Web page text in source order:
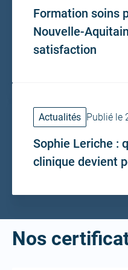
Formation soins
Nouvelle-
satisfaction
Actualités Publié le
Sophie Leriche :
clinique devient
Nos